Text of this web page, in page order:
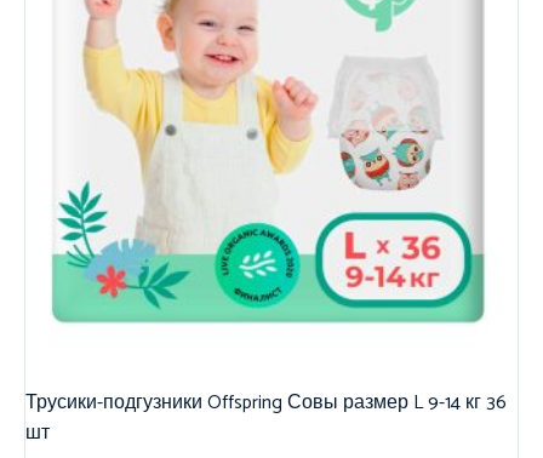
Трусики-подгузники Offspring Совы размер L 9-14 кг 36
шт